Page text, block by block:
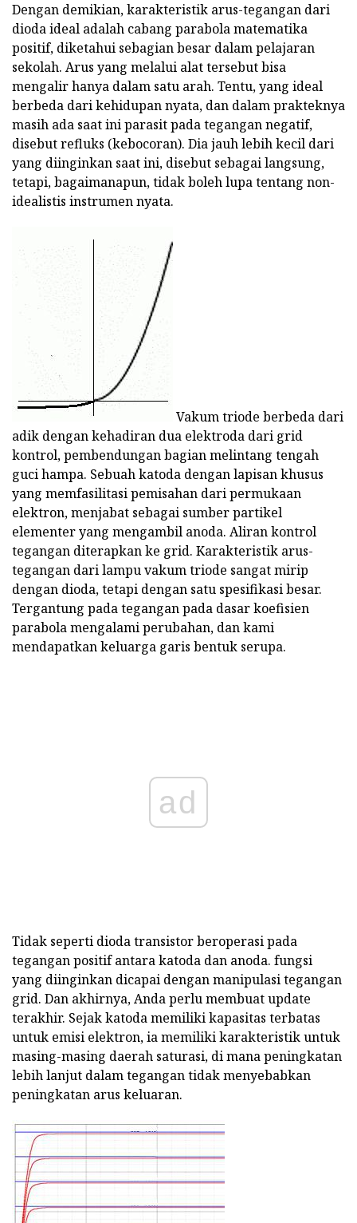
Dengan demikian, karakteristik arus-tegangan dari
dioda ideal adalah cabang parabola matematika
positif, diketahui sebagian besar dalam pelajaran
sekolah. Arus yang melalui alat tersebut bisa
mengalir hanya dalam satu arah. Tentu, yang ideal
berbeda dari kehidupan nyata, dan dalam prakteknya
masih ada saat ini parasit pada tegangan negatif,
disebut refluks (kebocoran). Dia jauh lebih kecil dari
yang diinginkan saat ini, disebut sebagai langsung,
tetapi, bagaimanapun, tidak boleh lupa tentang non-
idealistis instrumen nyata.
Vakum triode berbeda dari
adik dengan kehadiran dua elektroda dari grid
kontrol, pembendungan bagian melintang tengah
guci hampa. Sebuah katoda dengan lapisan khusus
yang memfasilitasi pemisahan dari permukaan
elektron, menjabat sebagai sumber partikel
elementer yang mengambil anoda. Aliran kontrol
tegangan diterapkan ke grid. Karakteristik arus-
tegangan dari lampu vakum triode sangat mirip
dengan dioda, tetapi dengan satu spesifikasi besar.
Tergantung pada tegangan pada dasar koefisien
parabola mengalami perubahan, dan kami
mendapatkan keluarga garis bentuk serupa.
ad
Tidak seperti dioda transistor beroperasi pada
tegangan positif antara katoda dan anoda. fungsi
yang diinginkan dicapai dengan manipulasi tegangan
grid. Dan akhirnya, Anda perlu membuat update
terakhir. Sejak katoda memiliki kapasitas terbatas
untuk emisi elektron, ia memiliki karakteristik untuk
masing-masing daerah saturasi, di mana peningkatan
lebih lanjut dalam tegangan tidak menyebabkan
peningkatan arus keluaran.